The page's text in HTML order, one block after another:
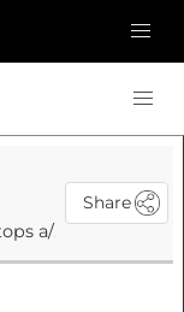
next look close up women blouses & tops a/w 24/25
Share